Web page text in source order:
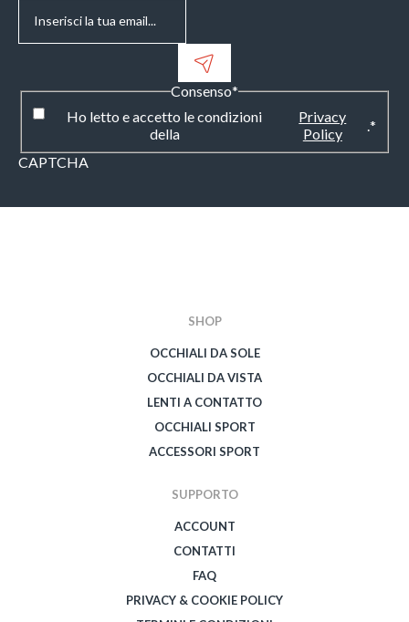
Consenso*
Ho letto e accetto le condizioni
della
Privacy
Policy
*
CAPTCHA
SHOP
OCCHIALI DA SOLE
OCCHIALI DA VISTA
LENTI A CONTATTO
OCCHIALI SPORT
ACCESSORI SPORT
SUPPORTO
ACCOUNT
CONTATTI
FAQ
PRIVACY & COOKIE POLICY